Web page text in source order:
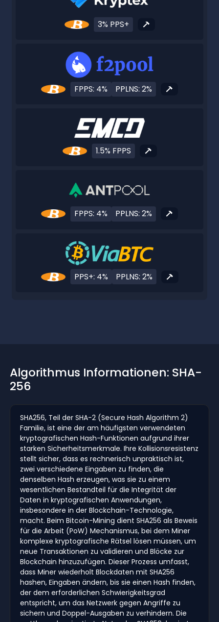
3% PPS+
FPPS: 4% PPLNS: 2%
1.5% FPPS
FPPS: 4% PPLNS: 2%
PPS+: 4% PPLNS: 2%
Algorithmus Informationen: SHA-
256
SHA256, Teil der SHA-2 (Secure Hash Algorithm 2)
Familie, ist eine der am häufigsten verwendeten
kryptografischen Hash-Funktionen aufgrund ihrer
starken Sicherheitsmerkmale. Ihre Kollisionsresistenz
stellt sicher, dass es rechnerisch unpraktisch ist,
zwei verschiedene Eingaben zu finden, die
denselben Hash erzeugen, was sie zu einem
wesentlichen Bestandteil für die Integrität der
Daten in kryptografischen Anwendungen,
insbesondere in der Blockchain-Technologie,
macht. Beim Bitcoin-Mining dient SHA256 als Beweis
für die Arbeit (PoW) Mechanismus, bei dem Miner
komplexe kryptografische Rätsel lösen müssen, um
neue Transaktionen zu validieren und Blöcke zur
Blockchain hinzuzufügen. Dieser Prozess umfasst,
dass Miner wiederholt Blockdaten mit SHA256
hashen, Eingaben ändern, bis sie einen Hash finden,
der dem erforderlichen Schwierigkeitsgrad
entspricht, um das Netzwerk gegen Angriffe zu
sichern und Doppel-Ausgaben zu verhindern. Die